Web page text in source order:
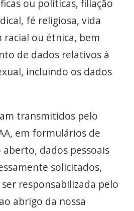
ou políticas, filiação
fé religiosa, vida
racial ou étnica, bem
de dados relativos à
incluindo os dados
transmitidos pelo
em formulários de
dados pessoais
solicitados,
responsabilizada pelo
abrigo da nossa